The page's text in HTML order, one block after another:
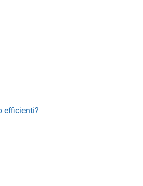
efficienti?